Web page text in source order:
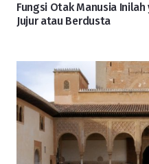
Fungsi Otak Manusia
Jujur atau Berdusta